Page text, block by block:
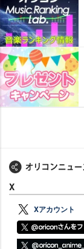
X
Xアカウント